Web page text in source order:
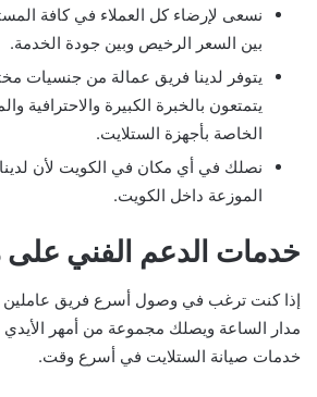
نسعى لإرضاء كل العملاء في كافة
بين السعر الرخيص وبين جودة الخدمة.
يتوفر لدينا فريق عمالة من جنسيات
يتمتعون بالخبرة الكبيرة والاحترافية
الخاصة بأجهزة الستلايت.
نصلك في أي مكان في الكويت لأن لدينا
الموزعة داخل الكويت.
خدمات الدعم الفني على
إذا كنت ترغب في وصول أسرع فريق عاملين
مدار الساعة ويصلك مجموعة من أمهر الأيدي
خدمات صيانة الستلايت في أسرع وقت.